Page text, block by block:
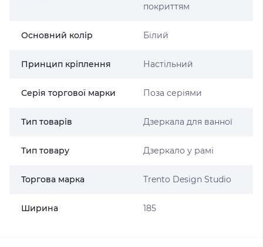
покриттям
Основний колір Білий
Принцип кріплення Настільний
Серія торгової марки Поза серіями
Тип товарів Дзеркала для ванної
Тип товару Дзеркало у рамі
Торгова марка Trento Design Studio
Ширина 185